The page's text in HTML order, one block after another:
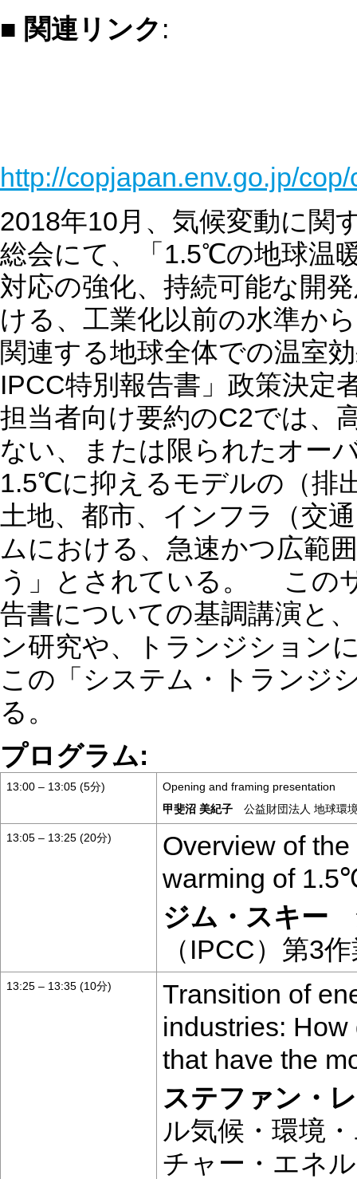
■ 関連リンク :
http://copjapan.env.go.jp/
2018年10月、気候変動に関
総会にて、「1.5℃の地球温
対応の強化、持続可能な開
ける、工業化以前の水準か
関連する地球全体での温室
IPCC特別報告書」政策決定
担当者向け要約のC2では、
ない、または限られたオー
1.5℃に抑えるモデルの（排
土地、都市、インフラ（交
ムにおける、急速かつ広範
う」とされている。 この
告書についての基調講演と
ン研究や、トランジション
この「システム・トランジ
る。
プログラム:
13:00 – 13:05 (5分)
Opening and framing presentation
甲斐沼 美紀子 公益財団法人 地球環
13:05 – 13:25 (20分)
Overview of
warming of
ジム・スキー
（IPCC）第3
13:25 – 13:35 (10分)
Transition of
industries:
that have the
ステファン・
ル気候・環境
チャー・エネ